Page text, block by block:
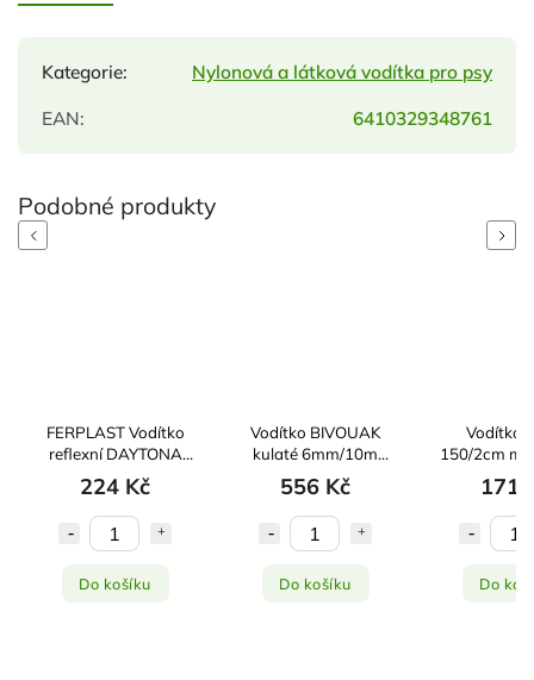
Kategorie: Nylonová a látková vodítka pro psy
EAN: 6410329348761
Previous
FERPLAST Vodítko
reflexní DAYTONA
DELUXE G15/120
zelené
224 Kč
Do košíku
Vodítko BIVOUAK
kulaté 6mm/10m
modrá Zolux
556 Kč
Do košíku
Vodítko
150/2cm
171
Do
Next